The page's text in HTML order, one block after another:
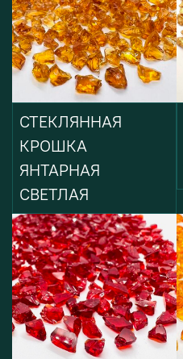
СТЕКЛЯННАЯ
КРОШКА
ЯНТАРНАЯ
СВЕТЛАЯ